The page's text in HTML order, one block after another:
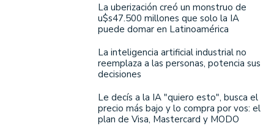
La uberización creó un monstruo de
u$s47.500 millones que solo la IA
puede domar en Latinoamérica
La inteligencia artificial industrial no
reemplaza a las personas, potencia sus
decisiones
Le decís a la IA "quiero esto", busca el
precio más bajo y lo compra por vos: el
plan de Visa, Mastercard y MODO